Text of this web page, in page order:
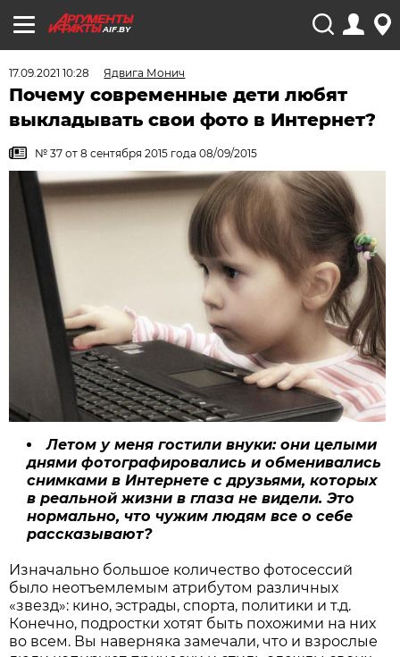
AIF.BY
17.09.2021 10:28 Ядвига Монич
Почему современные дети любят
выкладывать свои фото в Интернет?
№ 37 от 8 сентября 2015 года 08/09/2015
Летом у меня гостили внуки: они целыми
днями фотографировались и обменивались
снимками в Интернете с друзьями, которых
в реальной жизни в глаза не видели. Это
нормально, что чужим людям все о себе
рассказывают?
Изначально большое количество фотосессий
было неотъемлемым атрибутом различных
«звезд»: кино, эстрады, спорта, политики и т.д.
Конечно, подростки хотят быть похожими на них
во всем. Вы наверняка замечали, что и взрослые